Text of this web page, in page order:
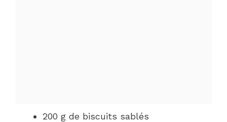
200 g de biscuits sablés